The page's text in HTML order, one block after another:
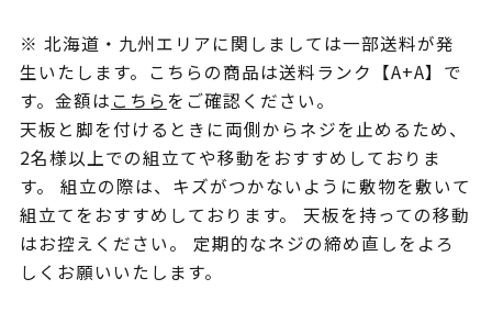
※ 北海道・九州エリアに関しましては一部送料が発
生いたします。こちらの商品は送料ランク【A+A】で
す。金額はこちらをご確認ください。
天板と脚を付けるときに両側からネジを止めるため、
2名様以上での組立てや移動をおすすめしておりま
す。 組立の際は、キズがつかないように敷物を敷いて
組立てをおすすめしております。 天板を持っての移動
はお控えください。 定期的なネジの締め直しをよろ
しくお願いいたします。